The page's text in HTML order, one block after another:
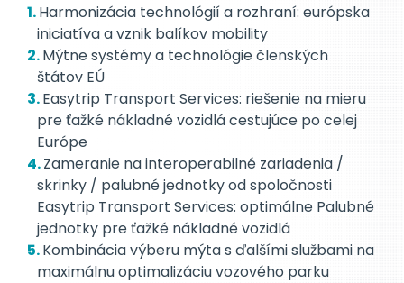
Harmonizácia technológií a rozhraní: európska
iniciatíva a vznik balíkov mobility
Mýtne systémy a technológie členských
štátov EÚ
Easytrip Transport Services: riešenie na mieru
pre ťažké nákladné vozidlá cestujúce po celej
Európe
Zameranie na interoperabilné zariadenia /
skrinky / palubné jednotky od spoločnosti
Easytrip Transport Services: optimálne Palubné
jednotky pre ťažké nákladné vozidlá
Kombinácia výberu mýta s ďalšími službami na
maximálnu optimalizáciu vozového parku